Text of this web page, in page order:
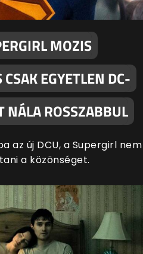
MOZIS
EGYETLEN DC-
NÁLA ROSSZABBUL
az új DCU, a Supergirl nem
a közönséget.